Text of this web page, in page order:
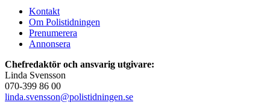
Kontakt
Om Polistidningen
Prenumerera
Annonsera
Chefredaktör och ansvarig utgivare:
Linda Svensson
070-399 86 00
linda.svensson@polistidningen.se